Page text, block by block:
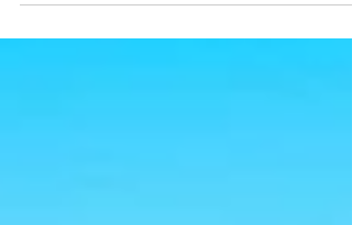
twow, Ninebot, Dualtron, Inokim, Sxt.